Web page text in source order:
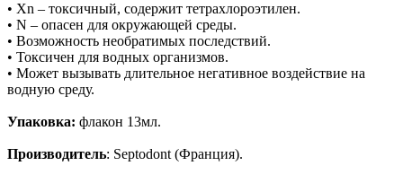
• Xn – токсичный, содержит тетрахлороэтилен.
• N – опасен для окружающей среды.
• Возможность необратимых последствий.
• Токсичен для водных организмов.
• Может вызывать длительное негативное воздействие на
водную среду.
Упаковка: флакон 13мл.
Производитель: Septodont (Франция).